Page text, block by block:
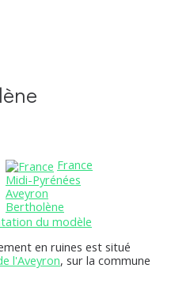
France
Midi-Pyrénées
Aveyron
Bertholène
en ruines est situé
l'Aveyron, sur la commune